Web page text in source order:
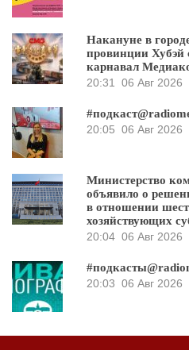
Накануне в
провинции Хубэй
карнавал
20:31
06 Авг 2026
20:05 06 Авг 2026
Министерство
объявило о
в отношении
хозяйствующих
20:04 06 Авг 2026
20:03 06 Авг 2026